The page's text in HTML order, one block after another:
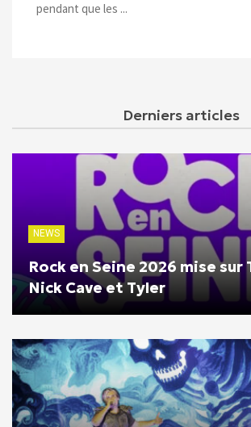
pendant que les ...
Derniers articles
NEWS
Rock en Seine 2026 mise sur
Nick Cave et Tyler